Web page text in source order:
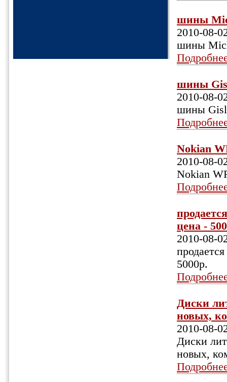
шины
2010-08-
шины
шины
2010-08-
шины
Nokian
2010-08-
Nokian
цена -
2010-08-
5000р.
Диски
новых,
2010-08-
Диски
новых,